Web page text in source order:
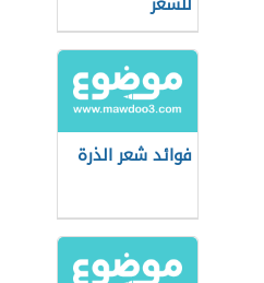
فوائد شعر الذرة